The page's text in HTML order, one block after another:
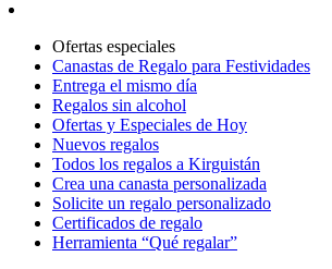
Ofertas especiales
Canastas de Regalo para Festividades
Entrega el mismo día
Regalos sin alcohol
Ofertas y Especiales de Hoy
Nuevos regalos
Todos los regalos a Kirguistán
Crea una canasta personalizada
Solicite un regalo personalizado
Certificados de regalo
Herramienta “Qué regalar”